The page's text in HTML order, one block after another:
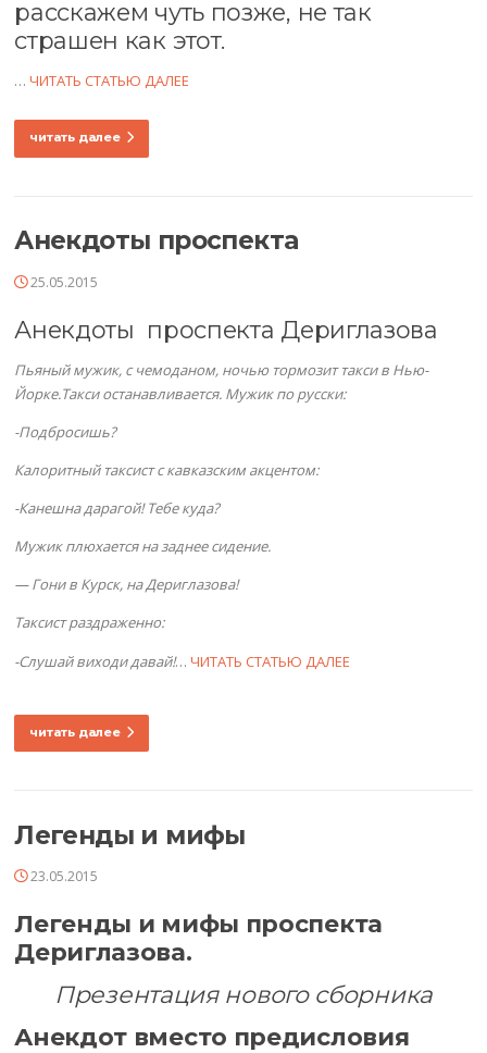
расскажем чуть позже, не так
страшен как этот.
…ЧИТАТЬ СТАТЬЮ ДАЛЕЕ
читать далее
Анекдоты проспекта
25.05.2015
Анекдоты проспекта Дериглазова
Пьяный мужик, с чемоданом, ночью тормозит такси в Нью-
Йорке.Такси останавливается. Мужик по русски:
-Подбросишь?
Калоритный таксист с кавказским акцентом:
-Канешна дарагой! Тебе куда?
Мужик плюхается на заднее сидение.
— Гони в Курск, на Дериглазова!
Таксист раздраженно:
-Слушай виходи давай!…ЧИТАТЬ СТАТЬЮ ДАЛЕЕ
читать далее
Легенды и мифы
23.05.2015
Легенды и мифы проспекта
Дериглазова.
Презентация нового сборника
Анекдот вместо предисловия